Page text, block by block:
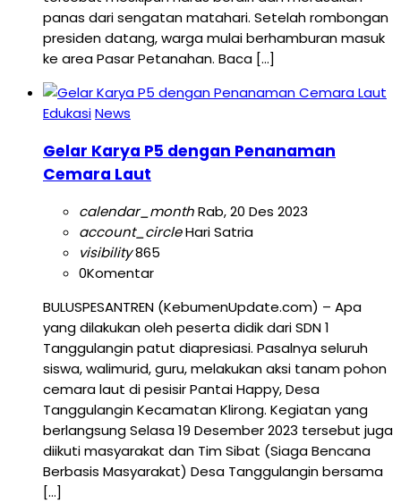
panas dari sengatan matahari. Setelah rombongan
presiden datang, warga mulai berhamburan masuk
ke area Pasar Petanahan. Baca […]
EdukasiNews
Gelar Karya P5 dengan Penanaman
Cemara Laut
calendar_monthRab, 20 Des 2023
account_circleHari Satria
visibility865
0Komentar
BULUSPESANTREN (KebumenUpdate.com) – Apa
yang dilakukan oleh peserta didik dari SDN 1
Tanggulangin patut diapresiasi. Pasalnya seluruh
siswa, walimurid, guru, melakukan aksi tanam pohon
cemara laut di pesisir Pantai Happy, Desa
Tanggulangin Kecamatan Klirong. Kegiatan yang
berlangsung Selasa 19 Desember 2023 tersebut juga
diikuti masyarakat dan Tim Sibat (Siaga Bencana
Berbasis Masyarakat) Desa Tanggulangin bersama
[…]